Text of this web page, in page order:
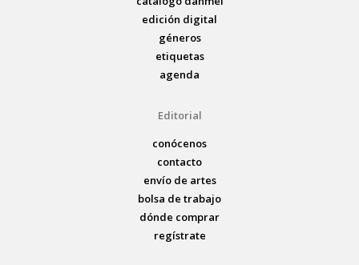
edición digital
géneros
etiquetas
agenda
Editorial
conócenos
contacto
envío de artes
bolsa de trabajo
dónde comprar
regístrate